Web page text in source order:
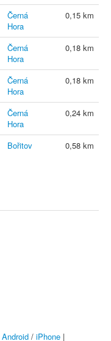
Černá
Hora
0,15 km
Černá
Hora
0,18 km
Černá
Hora
0,18 km
Černá
Hora
0,24 km
Bořitov 0,58 km
Android / iPhone |